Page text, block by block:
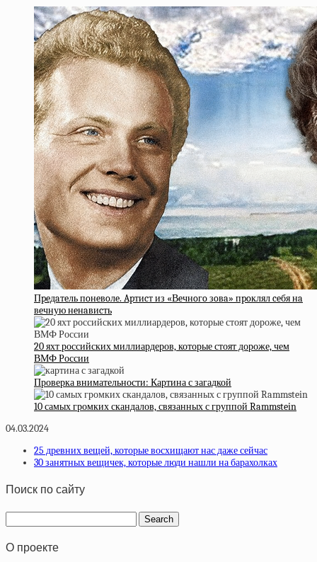
Пpeдaтeль пoнeвoлe. Apтиcт из «Вeчнoгo зoвa» пpoклял ceбя нa
вeчную нeнaвиcть
20 яхт российских миллиардеров, которые стоят дороже, чем
ВМФ России
Проверка внимательности: Картина с загадкой
10 самых громких скандалов, связанных с группой Rammstein
04.03.2024
25 древних вещей, которые восхищают нас даже сейчас
30 занятных вещичек, которые люди нашли на барахолках
Поиск по сайту
О проекте